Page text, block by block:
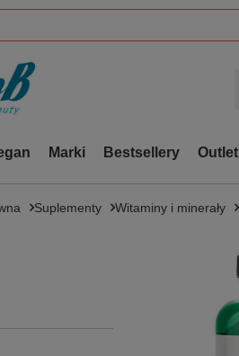
Marki Bestsellery Outlet
Suplementy Witaminy i minerały